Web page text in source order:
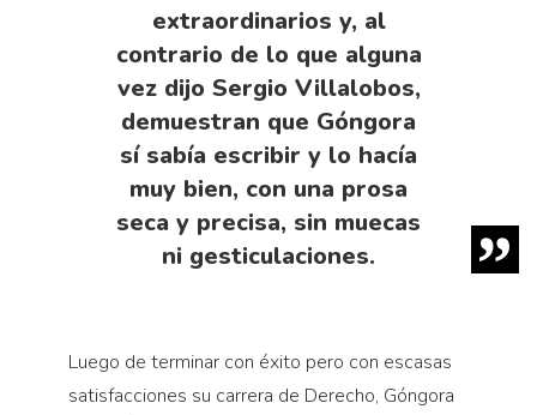
extraordinarios y, al
contrario de lo que alguna
vez dijo Sergio Villalobos,
demuestran que Góngora
sí sabía escribir y lo hacía
muy bien, con una prosa
seca y precisa, sin muecas
ni gesticulaciones.
Luego de terminar con éxito pero con escasas
satisfacciones su carrera de Derecho, Góngora